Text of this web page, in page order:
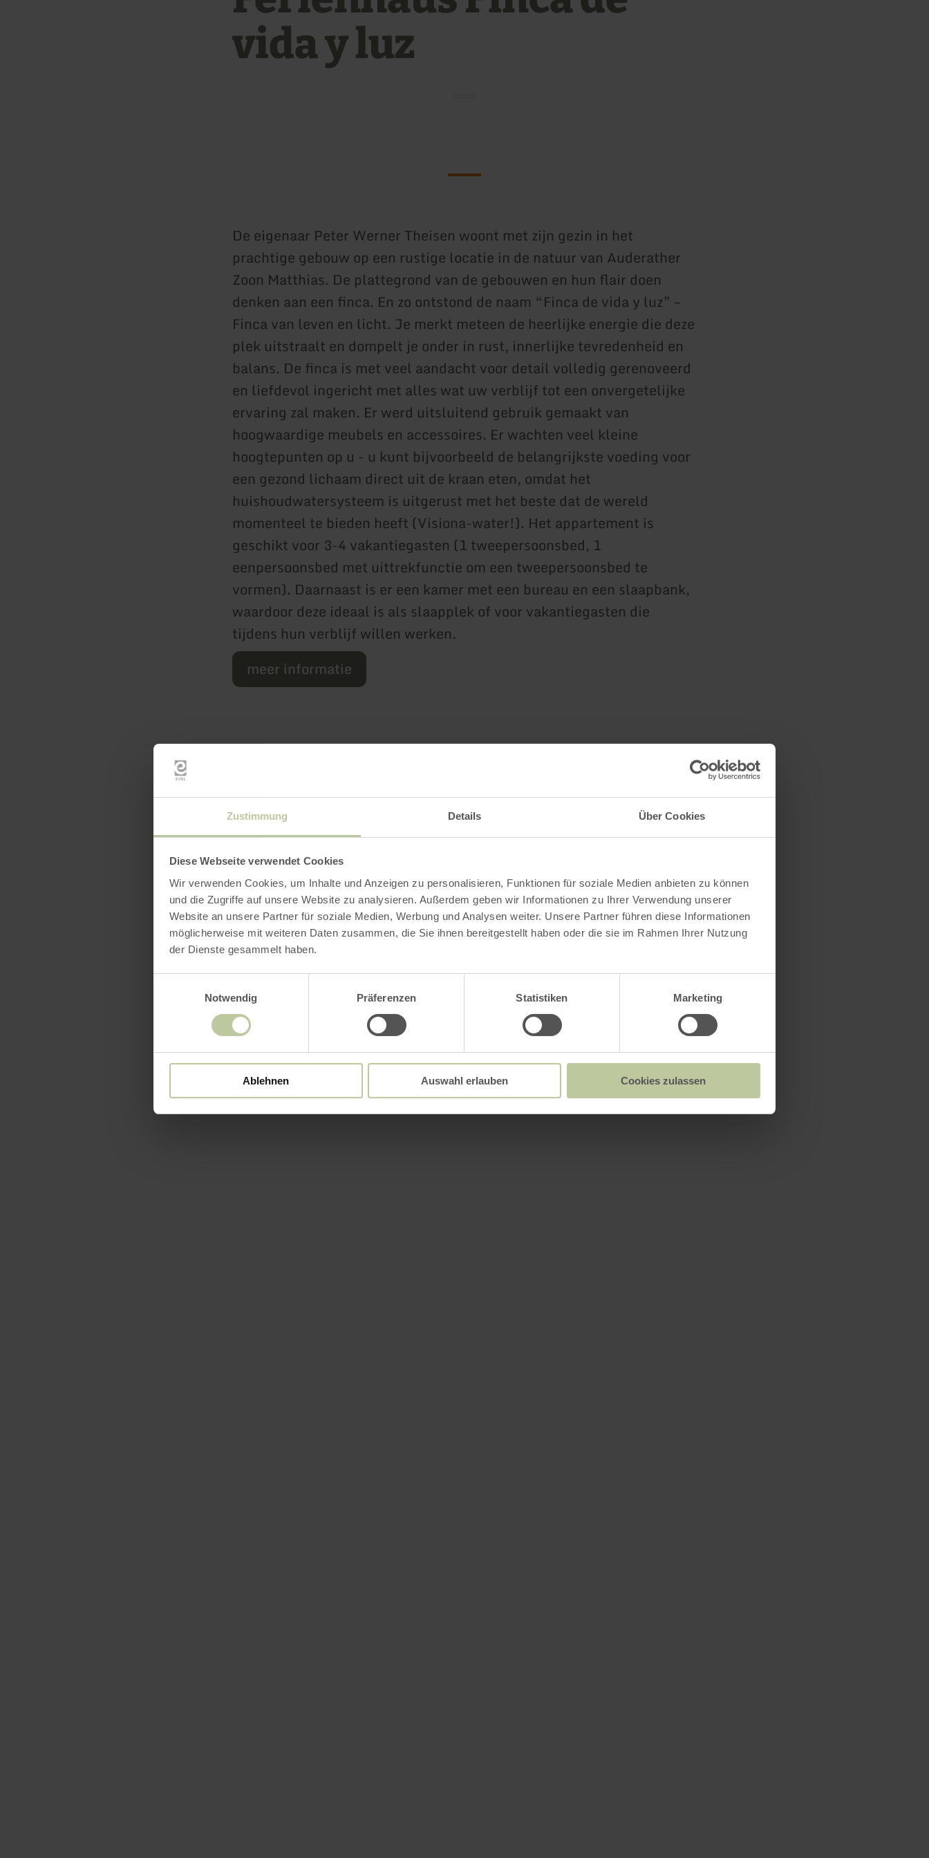
Zustimmung Details Über Cookies
Diese Webseite verwendet Cookies
Wir verwenden Cookies, um Inhalte und Anzeigen zu personalisieren, Funktionen für soziale Medien anbieten zu können
und die Zugriffe auf unsere Website zu analysieren. Außerdem geben wir Informationen zu Ihrer Verwendung unserer
Website an unsere Partner für soziale Medien, Werbung und Analysen weiter. Unsere Partner führen diese Informationen
möglicherweise mit weiteren Daten zusammen, die Sie ihnen bereitgestellt haben oder die sie im Rahmen Ihrer Nutzung
der Dienste gesammelt haben.
Notwendig
Präferenzen Statistiken Marketing
Ablehnen Auswahl erlauben Cookies zulassen
vida y luz
De eigenaar Peter Werner Theisen woont met zijn gezin in het
prachtige gebouw op een rustige locatie in de natuur van Auderather
Zoon Matthias. De plattegrond van de gebouwen en hun flair doen
denken aan een finca. En zo ontstond de naam “Finca de vida y luz” –
Finca van leven en licht. Je merkt meteen de heerlijke energie die deze
plek uitstraalt en dompelt je onder in rust, innerlijke tevredenheid en
balans. De finca is met veel aandacht voor detail volledig gerenoveerd
en liefdevol ingericht met alles wat uw verblijf tot een onvergetelijke
ervaring zal maken. Er werd uitsluitend gebruik gemaakt van
hoogwaardige meubels en accessoires. Er wachten veel kleine
hoogtepunten op u - u kunt bijvoorbeeld de belangrijkste voeding voor
een gezond lichaam direct uit de kraan eten, omdat het
huishoudwatersysteem is uitgerust met het beste dat de wereld
momenteel te bieden heeft (Visiona-water!). Het appartement is
geschikt voor 3-4 vakantiegasten (1 tweepersoonsbed, 1
eenpersoonsbed met uittrekfunctie om een tweepersoonsbed te
vormen). Daarnaast is er een kamer met een bureau en een slaapbank,
waardoor deze ideaal is als slaapplek of voor vakantiegasten die
tijdens hun verblijf willen werken.
meer informatie
Uitrustingskenmerken